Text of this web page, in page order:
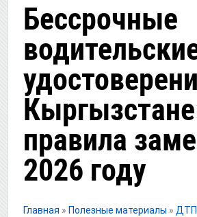
Бессрочные
правила
2026 году
Главная » Полезные материалы »